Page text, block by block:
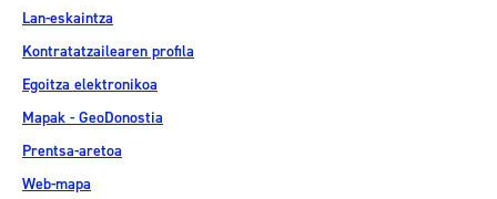
Lan-eskaintza
Kontratatzailearen profila
Egoitza elektronikoa
Mapak - GeoDonostia
Prentsa-aretoa
Web-mapa